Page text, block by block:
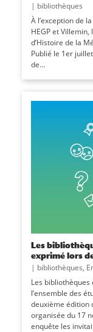
| bibliothèques
À l’exception de
HEGP et
d’Histoire de la
Publié le 1er
de...
Les
exprimé lors
| bibliothèques,
Les bibliothèques
l’ensemble des
deuxième édition
organisée du 17
enquête les